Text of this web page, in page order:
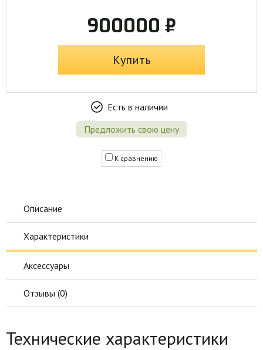
900000 ₽
Купить
Есть в наличии
Предложить свою цену
К сравнению
Описание
Характеристики
Аксессуары
Отзывы (0)
Технические характеристики